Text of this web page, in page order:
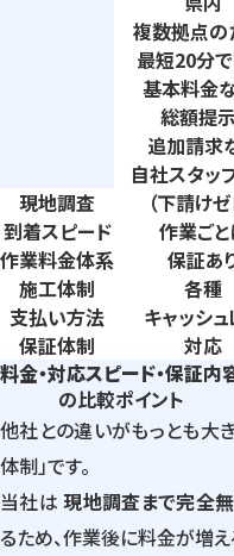
現地調査
到着スピード
作業料金体系
施工体制
支払い方法
保証体制
複数拠点の
最短20分
基本料金な
総額提示
追加請求
自社スタッ
（下請けゼ
作業ご
保証あ
各種
キャッシ
対応
料金・対応スピード・保証内
の比較ポイント
他社との違いがもっとも大
体制」です。
当社は現地調査まで完全
るため、作業後に料金が増え